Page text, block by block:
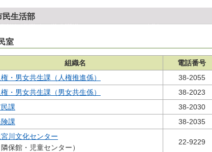
民生活部
室
組織名 電話番号
・男女共生課（人権推進係）
38-2055
・男女共生課（男女共生係）
38-2023
課
38-2030
課
38-2035
川文化センター
保館・児童センター）
22-9229